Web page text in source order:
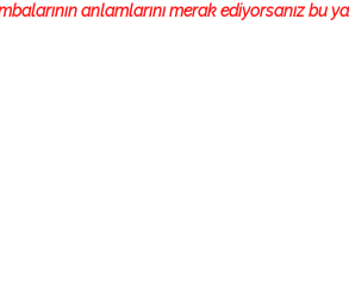
anlamlarını merak ediyorsanız bu